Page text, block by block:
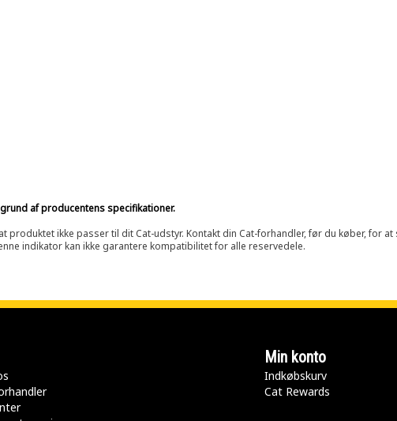
af producentens specifikationer.
ikke passer til dit Cat-udstyr. Kontakt din Cat-forhandler, før du køber, for
indikator kan ikke garantere kompatibilitet for alle reservedele.
Min konto
Indkøbskurv
Cat Rewards